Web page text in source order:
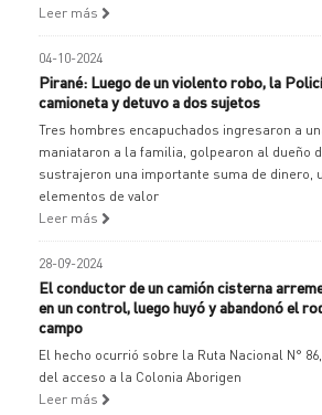
Leer más
04-10-2024
Pirané: Luego de un violento robo, la
camioneta y detuvo a dos sujetos
Tres hombres encapuchados ingresaron a
maniataron a la familia, golpearon al dueño
sustrajeron una importante suma de dinero,
elementos de valor
Leer más
28-09-2024
El conductor de un camión cisterna
en un control, luego huyó y abandonó el
campo
El hecho ocurrió sobre la Ruta Nacional N°
del acceso a la Colonia Aborigen
Leer más